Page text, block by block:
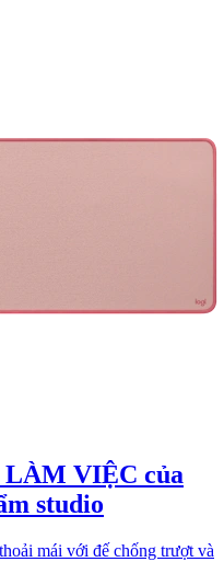
VIỆC của
studio
mái với đế chống trượt và